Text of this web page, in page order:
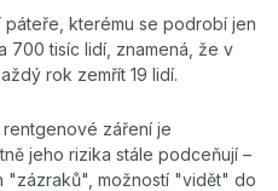
kterému se podrobí jen
700 tisíc lidí, znamená, že v
rok zemřít 19 lidí.
záření je
jeho rizika stále podceňují –
"zázraků", možností "vidět" do